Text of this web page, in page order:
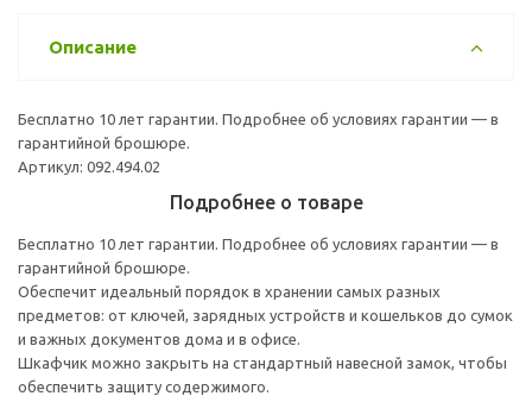
Описание
Бесплатно 10 лет гарантии. Подробнее об условиях гарантии — в
гарантийной брошюре.
Артикул: 092.494.02
Подробнее о товаре
Бесплатно 10 лет гарантии. Подробнее об условиях гарантии — в
гарантийной брошюре.
Обеспечит идеальный порядок в хранении самых разных
предметов: от ключей, зарядных устройств и кошельков до сумок
и важных документов дома и в офисе.
Шкафчик можно закрыть на стандартный навесной замок, чтобы
обеспечить защиту содержимого.